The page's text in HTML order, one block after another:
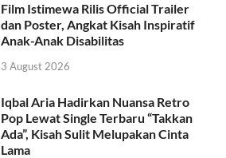
Film Istimewa Rilis Official Trailer
dan Poster, Angkat Kisah Inspiratif
Anak-Anak Disabilitas
3 August 2026
Iqbal Aria Hadirkan Nuansa Retro
Pop Lewat Single Terbaru “Takkan
Ada”, Kisah Sulit Melupakan Cinta
Lama